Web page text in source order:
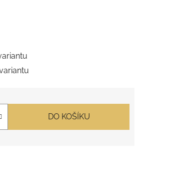
DO KOŠÍKU